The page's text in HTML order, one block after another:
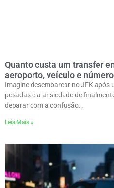
Quanto custa um transfer
aeroporto, veículo e
Imagine desembarcar no JFK após
pesadas e a ansiedade de
deparar com a confusão…
Leia Mais »